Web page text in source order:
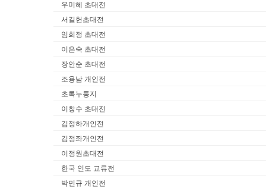
우미혜 초대전
서길헌초대전
임희정 초대전
이은숙 초대전
장안순 초대전
조용남 개인전
초록누룽지
이창수 초대전
김정하개인전
김정좌개인전
이정원초대전
한국 인도 교류전
박민규 개인전